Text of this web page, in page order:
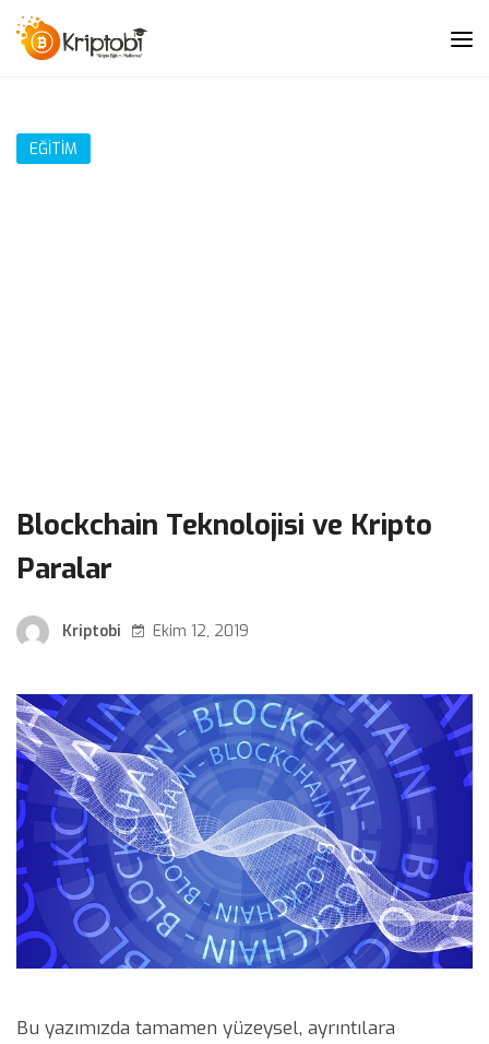
EĞITIM
Blockchain Teknolojisi ve Kripto
Paralar
Kriptobi Ekim 12, 2019
Bu yazımızda tamamen yüzeysel, ayrıntılara